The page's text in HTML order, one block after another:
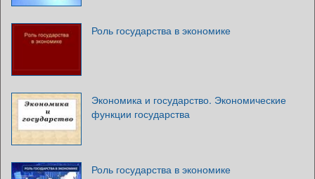
Роль государства в экономике
Экономика и государство. Экономические
функции государства
Роль государства в экономике